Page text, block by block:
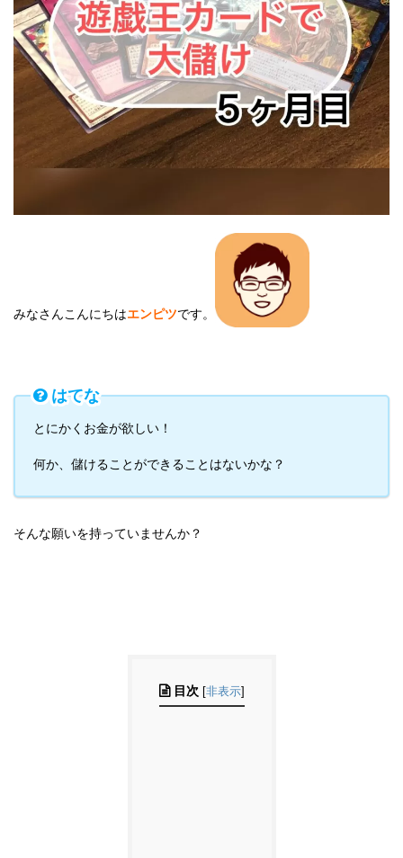
みなさんこんにちはエンピツです。
はてな
とにかくお金が欲しい！
何か、儲けることができることはないかな？
そんな願いを持っていませんか？
目次 [非表示]